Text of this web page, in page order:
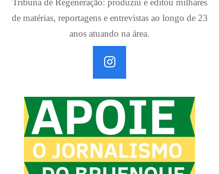
Tribuna de Regeneração: produziu e editou milhares
de matérias, reportagens e entrevistas ao longo de 23
anos atuando na área.